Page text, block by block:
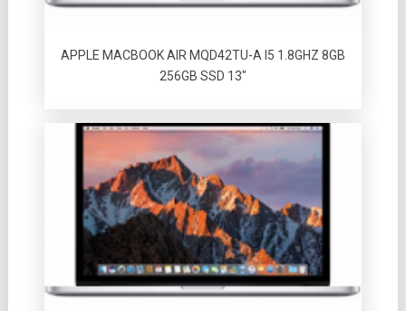
APPLE MACBOOK AIR MQD42TU-A I5 1.8GHZ 8GB
256GB SSD 13″